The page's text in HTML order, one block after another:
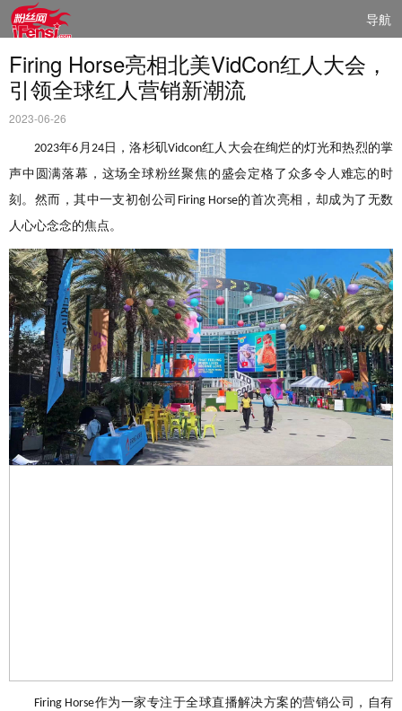
导航
Firing Horse亮相北美VidCon红人大会，
引领全球红人营销新潮流
2023-06-26
2023年6 月 24日 ，洛杉矶Vidcon红人大会在绚烂的灯光和热烈的掌
声中圆满落幕，这场全球粉丝聚焦的盛会定格了众多令人难忘的时
刻。然而，其中一支初创公司 Firing Horse的首次亮相，却成为了无数
人心心念念的焦点。
Firing Horse作为一家专注于全球直播解决方案的营销公司，自有